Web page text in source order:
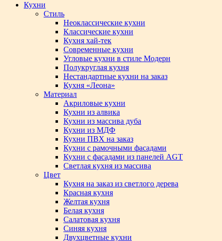
Кухни
Стиль
Неоклассические кухни
Классические кухни
Кухня хай-тек
Современные кухни
Угловые кухни в стиле Модерн
Полукруглая кухня
Нестандартные кухни на заказ
Кухня «Леона»
Материал
Акриловые кухни
Кухни из алвика
Кухни из массива дуба
Кухни из МДФ
Кухни ПВХ на заказ
Кухни с рамочными фасадами
Кухни с фасадами из панелей AGT
Светлая кухня из массива
Цвет
Кухня на заказ из светлого дерева
Красная кухня
Желтая кухня
Белая кухня
Салатовая кухня
Синяя кухня
Двухцветные кухни